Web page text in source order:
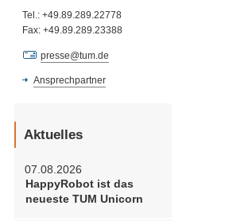
Tel.: +49.89.289.22778
Fax: +49.89.289.23388
presse@tum.de
Ansprechpartner
Aktuelles
07.08.2026
HappyRobot ist das
neueste TUM Unicorn